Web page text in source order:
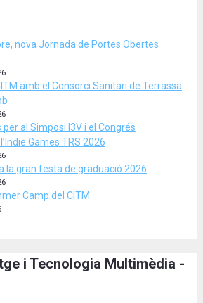
nova Jornada de Portes Obertes
amb el Consorci Sanitari de Terrassa
al Simposi I3V i el Congrés
Games TRS 2026
la gran festa de graduació 2026
Camp del CITM
i Tecnologia Multimèdia -